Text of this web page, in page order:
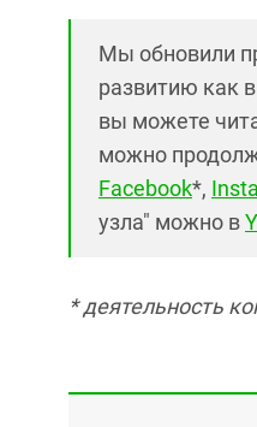
Мы обновили
развитию как
вы можете
можно
Facebook*,
узла" можно в
* деятельность